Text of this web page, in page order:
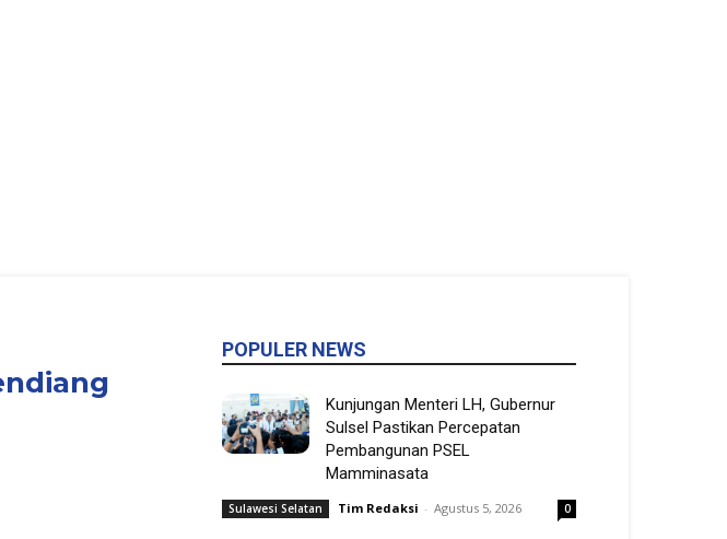
POPULER NEWS
Kunjungan Menteri LH, Gubernur
Sulsel Pastikan Percepatan
Pembangunan PSEL
Mamminasata
Sulawesi Selatan Tim Redaksi - Agustus 5, 2026 0